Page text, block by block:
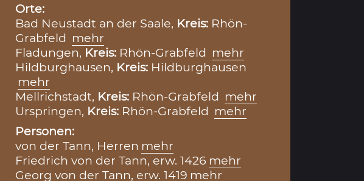
Orte:
Bad Neustadt an der Saale, Kreis: Rhön-
Grabfeld mehr
Fladungen, Kreis: Rhön-Grabfeld mehr
Hildburghausen, Kreis: Hildburghausen
mehr
Mellrichstadt, Kreis: Rhön-Grabfeld mehr
Urspringen, Kreis: Rhön-Grabfeld mehr
Personen:
von der Tann, Herren mehr
Friedrich von der Tann, erw. 1426 mehr
Georg von der Tann, erw. 1419 mehr